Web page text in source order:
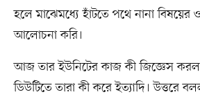
হলে মাঝেমধ্যে হাঁটতে পথে নানা বিষয়ের
আলোচনা করি।
আজ তার ইউনিটের কাজ কী জিজ্ঞেস
ডিউটিতে তারা কী করে ইত্যাদি। উত্তরে